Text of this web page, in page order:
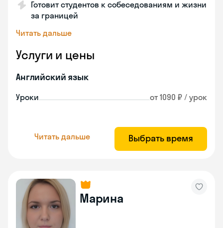
Готовит студентов к собеседованиям и жизни
за границей
Читать дальше
Услуги и цены
Английский язык
Уроки от 1090 ₽ / урок
Читать дальше Выбрать время
Марина